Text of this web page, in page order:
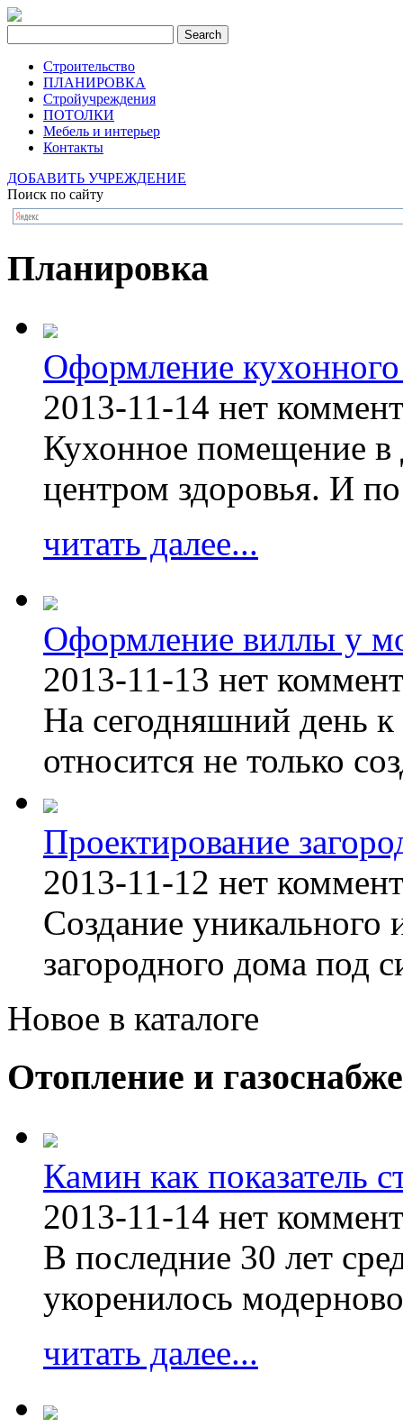
Строительство
ПЛАНИРОВКА
Стройучреждения
ПОТОЛКИ
Мебель и интерьер
Контакты
ДОБАВИТЬ УЧРЕЖДЕНИЕ
Поиск по сайту
Планировка
Оформление
2013-11-14 нет
Кухонное помещение в
центром здоровья. И
читать далее...
Оформление виллы у
2013-11-13 нет
На сегодняшний день к
относится не только
Проектирование
2013-11-12 нет
Создание уникального
загородного дома под
Новое в каталоге
Отопление и
Камин как показатель
2013-11-14 нет
В последние 30 лет
укоренилось
читать далее...